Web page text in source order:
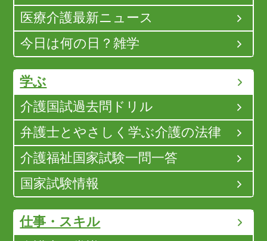
医療介護最新ニュース
今日は何の日？雑学
学ぶ
介護国試過去問ドリル
弁護士とやさしく学ぶ介護の法律
介護福祉国家試験一問一答
国家試験情報
仕事・スキル